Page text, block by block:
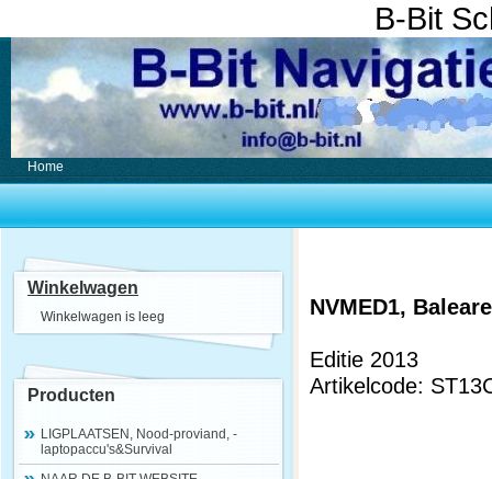
B-Bit
Home
Winkelwagen
Winkelwagen is leeg
Producten
LIGPLAATSEN, Nood-proviand, -
laptopaccu's&Survival
NVMED1,
Editie 2013
Artikelcode: